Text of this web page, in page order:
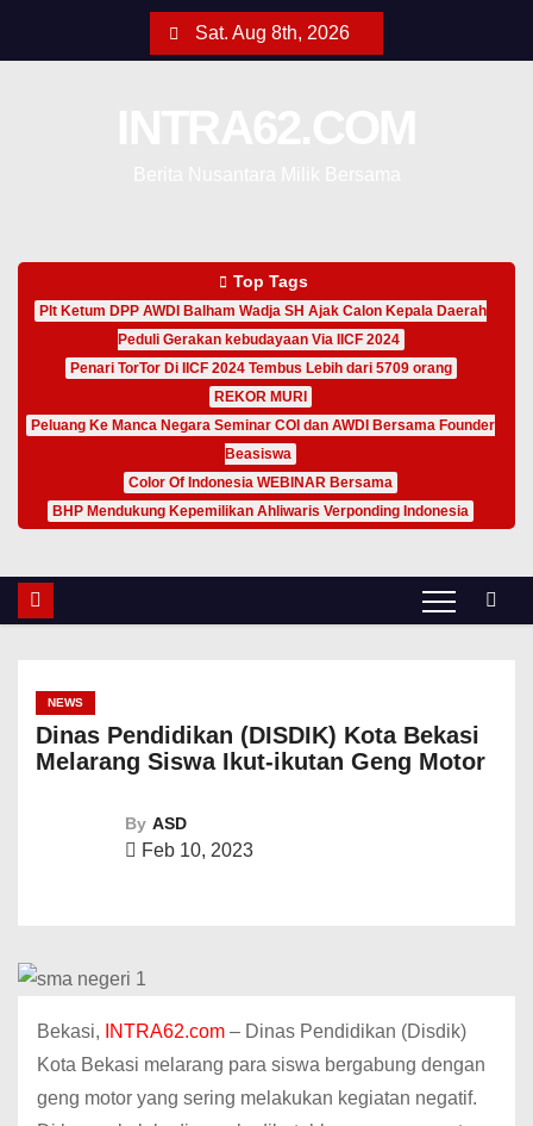
Sat. Aug 8th, 2026
Top Tags
Plt Ketum DPP AWDI Balham Wadja SH Ajak Calon Kepala Daerah
Peduli Gerakan kebudayaan Via IICF 2024
Penari TorTor Di IICF 2024 Tembus Lebih dari 5709 orang
REKOR MURI
Peluang Ke Manca Negara Seminar COI dan AWDI Bersama Founder
Beasiswa
Color Of Indonesia WEBINAR Bersama
BHP Mendukung Kepemilikan Ahliwaris Verponding Indonesia
NEWS
Dinas Pendidikan (DISDIK) Kota Bekasi
Melarang Siswa Ikut-ikutan Geng Motor
By ASD
Feb 10, 2023
Bekasi, INTRA62.com – Dinas Pendidikan (Disdik)
Kota Bekasi melarang para siswa bergabung dengan
geng motor yang sering melakukan kegiatan negatif.